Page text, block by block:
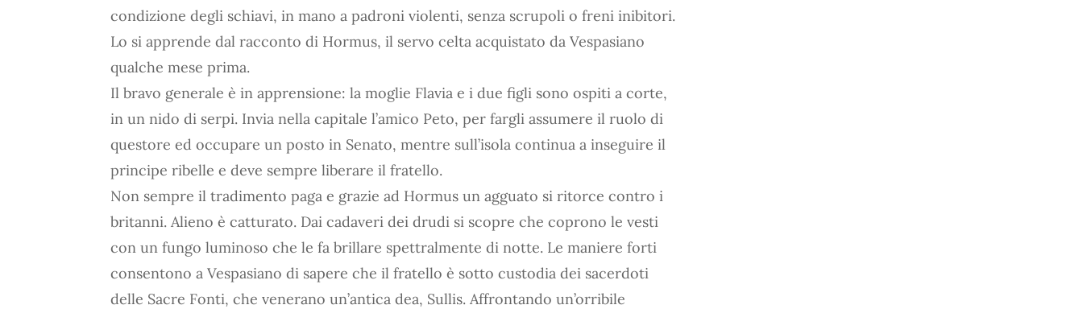
condizione degli schiavi, in mano a padroni violenti, senza scrupoli o freni inibitori.
Lo si apprende dal racconto di Hormus, il servo celta acquistato da Vespasiano
qualche mese prima.
Il bravo generale è in apprensione: la moglie Flavia e i due figli sono ospiti a corte,
in un nido di serpi. Invia nella capitale l’amico Peto, per fargli assumere il ruolo di
questore ed occupare un posto in Senato, mentre sull’isola continua a inseguire il
principe ribelle e deve sempre liberare il fratello.
Non sempre il tradimento paga e grazie ad Hormus un agguato si ritorce contro i
britanni. Alieno è catturato. Dai cadaveri dei drudi si scopre che coprono le vesti
con un fungo luminoso che le fa brillare spettralmente di notte. Le maniere forti
consentono a Vespasiano di sapere che il fratello è sotto custodia dei sacerdoti
delle Sacre Fonti, che venerano un’antica dea, Sullis. Affrontando un’orribile